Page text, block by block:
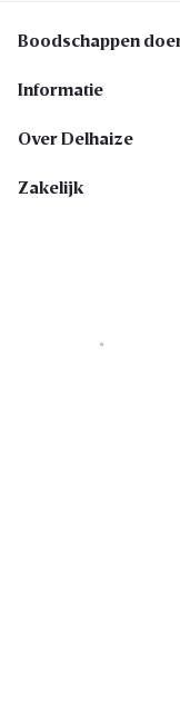
Boodschappen
Informatie
Over Delhaize
Zakelijk